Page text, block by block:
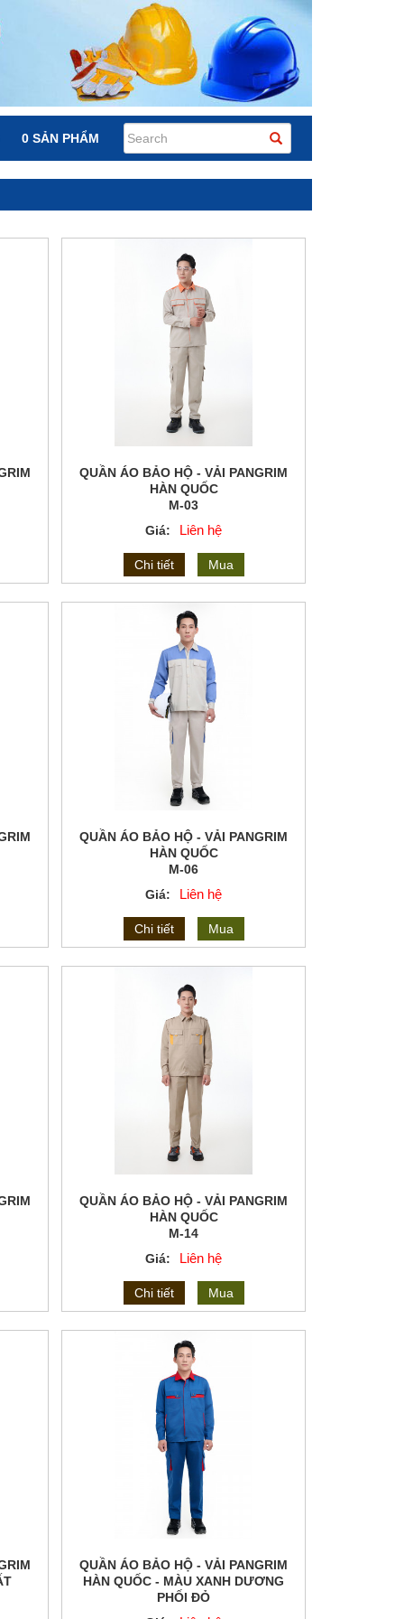
0 SẢN PHẨM
QUẦN ÁO BẢO HỘ - VẢI PANGRIM
HÀN QUỐC
M-03
Giá:
Liên hệ
Chi tiết Mua
QUẦN ÁO BẢO HỘ - VẢI PANGRIM
HÀN QUỐC
M-06
Giá:
Liên hệ
Chi tiết Mua
QUẦN ÁO BẢO HỘ - VẢI PANGRIM
HÀN QUỐC
M-14
Giá:
Liên hệ
Chi tiết Mua
QUẦN ÁO BẢO HỘ - VẢI PANGRIM
HÀN QUỐC - MÀU XANH DƯƠNG
PHỐI ĐỎ
M-19